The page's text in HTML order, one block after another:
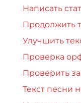
Написать
Продолжить
Улучшить
Проверка
Проверить
Текст песни